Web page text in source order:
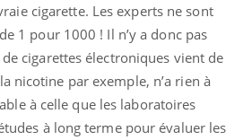
cigarette. Les experts ne sont
1 pour 1000 ! Il n’y a donc pas
cigarettes électroniques vient de
nicotine par exemple, n’a rien à
à celle que les laboratoires
à long terme pour évaluer les